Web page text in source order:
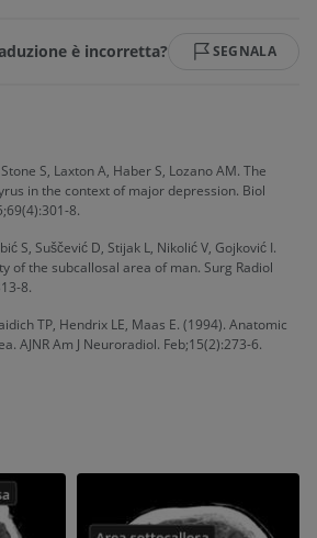
è incorretta? SEGNALA
S, Laxton A, Haber S, Lozano AM. The
in the context of major depression. Biol
8.
S, Suščević D, Stijak L, Nikolić V, Gojković I.
of the subcallosal area of man. Surg Radiol
8.
TP, Hendrix LE, Maas E. (1994). Anatomic
AJNR Am J Neuroradiol. Feb;15(2):273-6.